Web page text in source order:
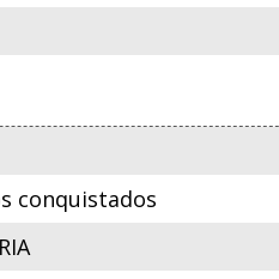
conquistados